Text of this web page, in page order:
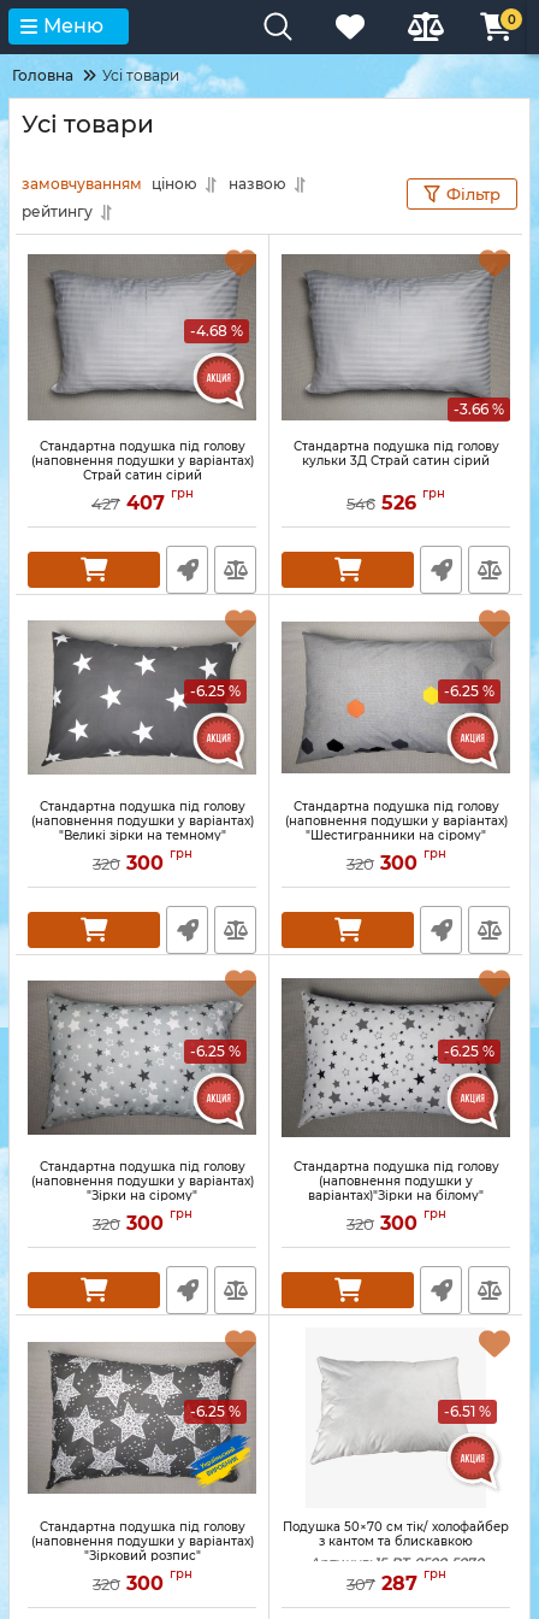
Меню 0
Головна Усі товари
Усі товари
замовчуванням ціною
назвою
рейтингу
Фільтр
-4.68 %
Стандартна подушка під голову
(наповнення подушки у варіантах)
Страй сатин сірий
427 407 грн
-3.66 %
Стандартна подушка під голову
кульки 3Д Страй сатин сірий
546 526 грн
-6.25 %
Стандартна подушка під голову
(наповнення подушки у варіантах)
"Великі зірки на темному"
320 300 грн
-6.25 %
Стандартна подушка під голову
(наповнення подушки у варіантах)
"Шестигранники на сірому"
320 300 грн
-6.25 %
Стандартна подушка під голову
(наповнення подушки у варіантах)
"Зірки на сірому"
320 300 грн
-6.25 %
Стандартна подушка під голову
(наповнення подушки у
варіантах)"Зірки на білому"
320 300 грн
-6.25 %
Стандартна подушка під голову
(наповнення подушки у варіантах)
"Зірковий розпис"
320 300 грн
-6.51 %
Подушка 50×70 см тік/ холофайбер
з кантом та блискавкою
Артикул: 15-PT-0500-5070
307 287 грн